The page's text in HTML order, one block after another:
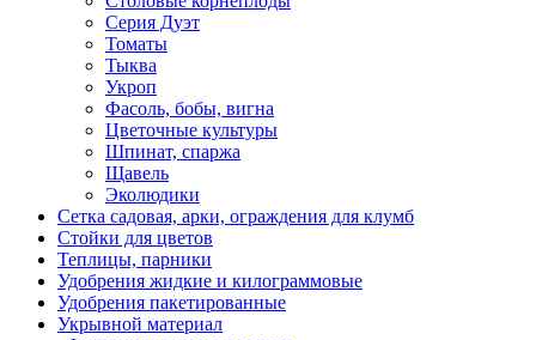
Серия Дуэт
Томаты
Тыква
Укроп
Фасоль, бобы, вигна
Цветочные культуры
Шпинат, спаржа
Щавель
Эколюдики
Сетка садовая, арки, ограждения для клумб
Стойки для цветов
Теплицы, парники
Удобрения жидкие и килограммовые
Удобрения пакетированные
Укрывной материал